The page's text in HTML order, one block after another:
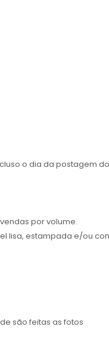
o dia da postagem
por volume.
lisa, estampada e/ou
são feitas as fotos